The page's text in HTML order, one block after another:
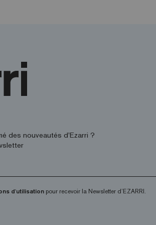
des nouveautés d’Ezarri ?
d'utilisation pour recevoir la Newsletter d’EZARRI.